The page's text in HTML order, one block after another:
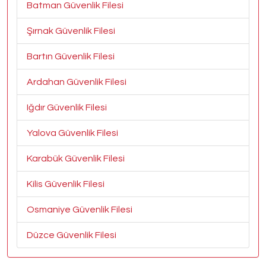
Batman Güvenlik Filesi
Şırnak Güvenlik Filesi
Bartın Güvenlik Filesi
Ardahan Güvenlik Filesi
Iğdır Güvenlik Filesi
Yalova Güvenlik Filesi
Karabük Güvenlik Filesi
Kilis Güvenlik Filesi
Osmaniye Güvenlik Filesi
Düzce Güvenlik Filesi